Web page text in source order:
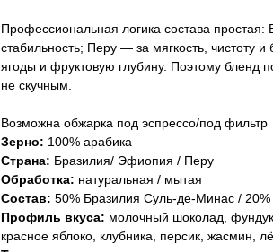
Профессиональная логика состава простая:
стабильность; Перу — за мягкость, чистоту
ягоды и фруктовую глубину. Поэтому бленд
не скучным.
Возможна обжарка под эспрессо/под фильтр
Зерно: 100% арабика
Страна: Бразилия/ Эфиопия / Перу
Обработка: натуральная / мытая
Состав: 50% Бразилия Суль-де-Минас /
Профиль вкуса: молочный шоколад,
красное яблоко, клубника, персик, жасмин,